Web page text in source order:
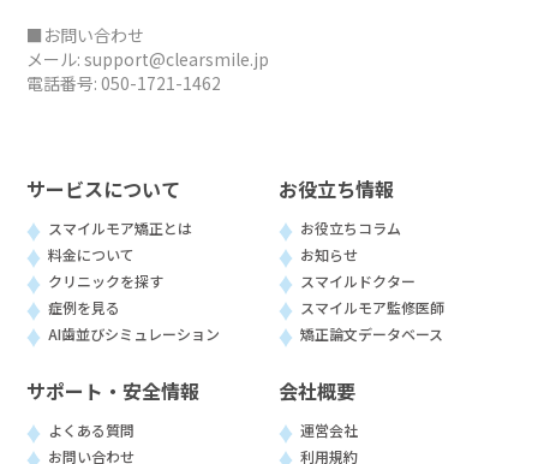
■お問い合わせ
メール: support@clearsmile.jp
電話番号: 050-1721-1462
サービスについて
スマイルモア矯正とは
料金について
クリニックを探す
症例を見る
AI歯並びシミュレーション
お役立ち情報
お役立ちコラム
お知らせ
スマイルドクター
スマイルモア監修医師
矯正論文データベース
サポート・安全情報
よくある質問
お問い合わせ
会社概要
運営会社
利用規約